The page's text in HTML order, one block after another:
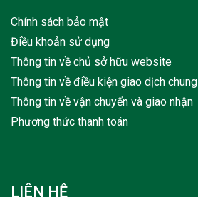
Chính sách bảo mật
Điều khoản sử dụng
Thông tin về chủ sở hữu website
Thông tin về điều kiện giao dịch chung
Thông tin về vận chuyển và giao nhận
Phương thức thanh toán
LIÊN HỆ